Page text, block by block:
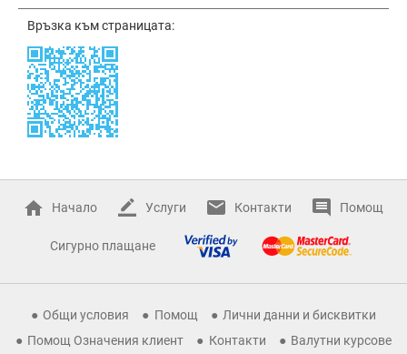
Връзка към страницата:
Начало Услуги Контакти Помощ
Сигурно плащане
Общи условия Помощ
Лични данни и бисквитки
Помощ Означения клиент
Контакти Валутни курсове